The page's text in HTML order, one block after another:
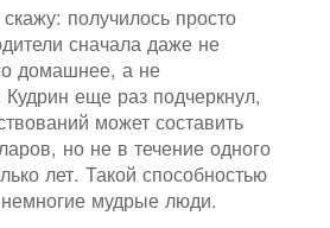
получилось просто
сначала даже не
домашнее, а не
еще раз подчеркнул,
может составить
но не в течение одного
лет. Такой способностью
мудрые люди.